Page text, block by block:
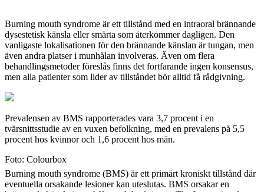
Burning mouth syndrome är ett tillstånd med en intraoral brännande
dysestetisk känsla eller smärta som återkommer dagligen. Den
vanligaste lokalisationen för den brännande känslan är tungan, men
även andra platser i munhålan involveras. Även om flera
behandlingsmetoder föreslås finns det fortfarande ingen konsensus,
men alla patienter som lider av tillståndet bör alltid få rådgivning.
Prevalensen av BMS rapporterades vara 3,7 procent i en
tvärsnittsstudie av en vuxen befolkning, med en prevalens på 5,5
procent hos kvinnor och 1,6 procent hos män.
Foto: Colourbox
Burning mouth syndrome (BMS) är ett primärt kroniskt tillstånd där
eventuella orsakande lesioner kan uteslutas. BMS orsakar en